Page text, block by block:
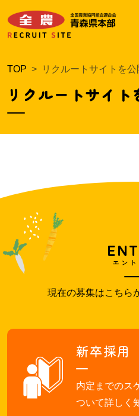
the
TOP
リクルートサイトを公
リクルートサイ
エント
現在の募集はこちら
新卒採用
内定までのス
ついて詳しく